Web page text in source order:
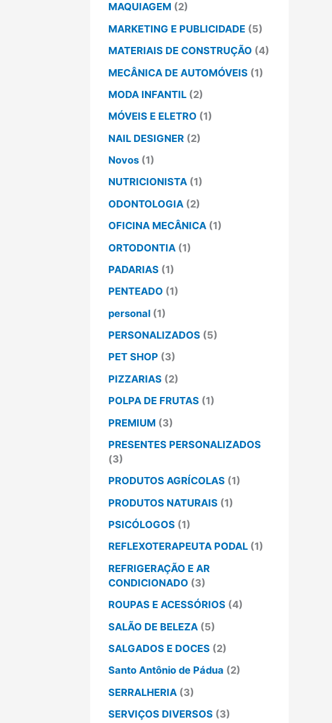
MAQUIAGEM (2)
MARKETING E PUBLICIDADE (5)
MATERIAIS DE CONSTRUÇÃO (4)
MECÂNICA DE AUTOMÓVEIS (1)
MODA INFANTIL (2)
MÓVEIS E ELETRO (1)
NAIL DESIGNER (2)
Novos (1)
NUTRICIONISTA (1)
ODONTOLOGIA (2)
OFICINA MECÂNICA (1)
ORTODONTIA (1)
PADARIAS (1)
PENTEADO (1)
personal (1)
PERSONALIZADOS (5)
PET SHOP (3)
PIZZARIAS (2)
POLPA DE FRUTAS (1)
PREMIUM (3)
PRESENTES PERSONALIZADOS
(3)
PRODUTOS AGRÍCOLAS (1)
PRODUTOS NATURAIS (1)
PSICÓLOGOS (1)
REFLEXOTERAPEUTA PODAL (1)
REFRIGERAÇÃO E AR
CONDICIONADO (3)
ROUPAS E ACESSÓRIOS (4)
SALÃO DE BELEZA (5)
SALGADOS E DOCES (2)
Santo Antônio de Pádua (2)
SERRALHERIA (3)
SERVIÇOS DIVERSOS (3)